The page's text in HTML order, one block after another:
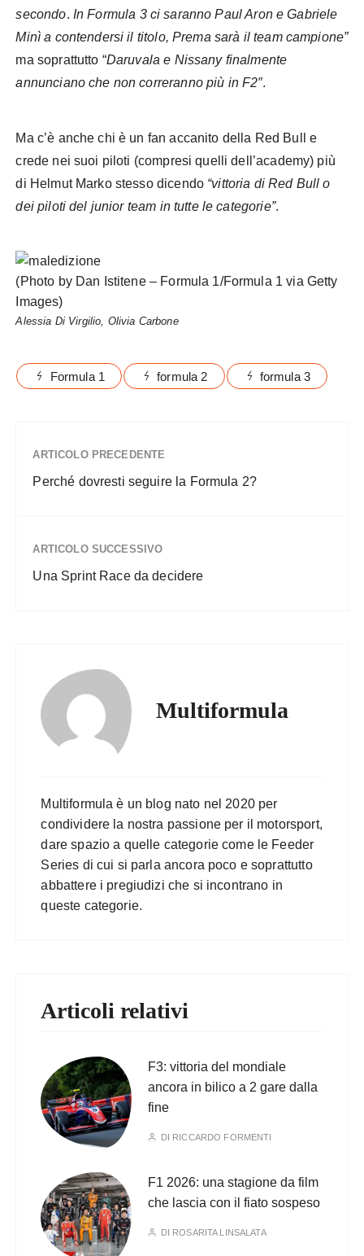
secondo. In Formula 3 ci saranno Paul Aron e Gabriele
Minì a contendersi il titolo, Prema sarà il team campione”
ma soprattutto “Daruvala e Nissany finalmente
annunciano che non correranno più in F2″.
Ma c’è anche chi è un fan accanito della Red Bull e
crede nei suoi piloti (compresi quelli dell’academy) più
di Helmut Marko stesso dicendo “vittoria di Red Bull o
dei piloti del junior team in tutte le categorie”.
(Photo by Dan Istitene – Formula 1/Formula 1 via Getty
Images)
Alessia Di Virgilio, Olivia Carbone
Formula 1 formula 2 formula 3
ARTICOLO PRECEDENTE
Perché dovresti seguire la Formula 2?
ARTICOLO SUCCESSIVO
Una Sprint Race da decidere
Multiformula
Multiformula è un blog nato nel 2020 per
condividere la nostra passione per il motorsport,
dare spazio a quelle categorie come le Feeder
Series di cui si parla ancora poco e soprattutto
abbattere i pregiudizi che si incontrano in
queste categorie.
Articoli relativi
F3: vittoria del mondiale
ancora in bilico a 2 gare dalla
fine
DI RICCARDO FORMENTI
F1 2026: una stagione da film
che lascia con il fiato sospeso
DI ROSARITA LINSALATA